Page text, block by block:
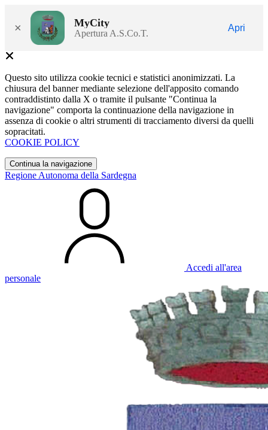
× MyCity
Apertura A.S.Co.T.
Apri
Questo sito utilizza cookie tecnici e statistici anonimizzati. La
chiusura del banner mediante selezione dell'apposito comando
contraddistinto dalla X o tramite il pulsante "Continua la
navigazione" comporta la continuazione della navigazione in
assenza di cookie o altri strumenti di tracciamento diversi da quelli
sopracitati.
COOKIE POLICY
Continua la navigazione
Regione Autonoma della Sardegna
Accedi all'area
personale